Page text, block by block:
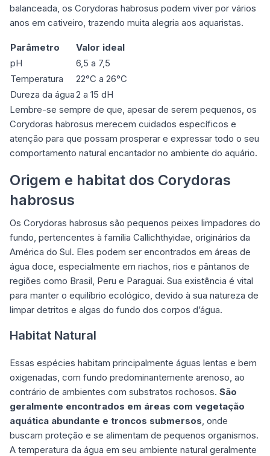
balanceada, os Corydoras habrosus podem viver por vários
anos em cativeiro, trazendo muita alegria aos aquaristas.
Parâmetro
Valor ideal
pH
6,5 a 7,5
Temperatura
22°C a 26°C
Dureza da água2 a 15 dH
Lembre-se sempre de que, apesar de serem pequenos, os
Corydoras habrosus merecem cuidados específicos e
atenção para que possam prosperar e expressar todo o seu
comportamento natural encantador no ambiente do aquário.
Origem e habitat dos Corydoras
habrosus
Os Corydoras habrosus são pequenos peixes limpadores do
fundo, pertencentes à família Callichthyidae, originários da
América do Sul. Eles podem ser encontrados em áreas de
água doce, especialmente em riachos, rios e pântanos de
regiões como Brasil, Peru e Paraguai. Sua existência é vital
para manter o equilíbrio ecológico, devido à sua natureza de
limpar detritos e algas do fundo dos corpos d’água.
Habitat Natural
Essas espécies habitam principalmente águas lentas e bem
oxigenadas, com fundo predominantemente arenoso, ao
contrário de ambientes com substratos rochosos. São
geralmente encontrados em áreas com vegetação
aquática abundante e troncos submersos, onde
buscam proteção e se alimentam de pequenos organismos.
A temperatura da água em seu ambiente natural geralmente